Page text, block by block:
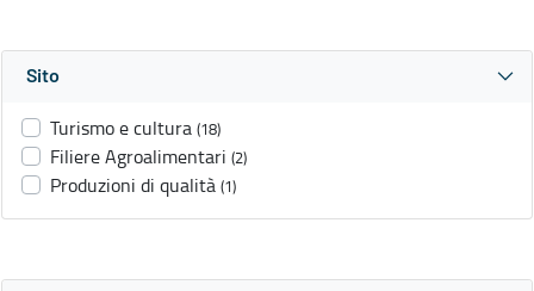
Sito
Turismo e cultura (18)
Filiere Agroalimentari (2)
Produzioni di qualità (1)